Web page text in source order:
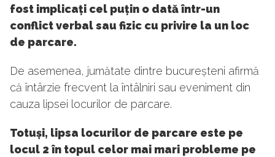
fost implicați cel puțin o dată într-un
conflict verbal sau fizic cu privire la un loc
de parcare.
De asemenea, jumătate dintre bucureșteni afirmă
că întârzie frecvent la întâlniri sau eveniment din
cauza lipsei locurilor de parcare.
Totuși, lipsa locurilor de parcare este pe
locul 2 în topul celor mai mari probleme pe